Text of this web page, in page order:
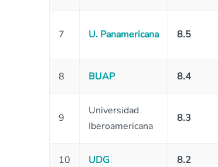
7 U. Panamericana 8.5
8 BUAP 8.4
9
Universidad
Iberoamericana
8.3
10 UDG 8.2